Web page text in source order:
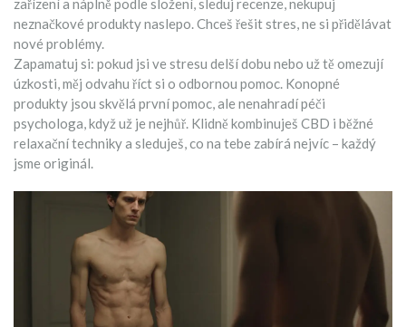
zařízení a náplně podle složení, sleduj recenze, nekupuj
neznačkové produkty naslepo. Chceš řešit stres, ne si přidělávat
nové problémy.
Zapamatuj si: pokud jsi ve stresu delší dobu nebo už tě omezují
úzkosti, měj odvahu říct si o odbornou pomoc. Konopné
produkty jsou skvělá první pomoc, ale nenahradí péči
psychologa, když už je nejhůř. Klidně kombinuješ CBD i běžné
relaxační techniky a sleduješ, co na tebe zabírá nejvíc – každý
jsme originál.